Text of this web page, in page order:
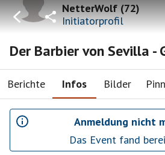
NetterWolf(72)
Initiatorprofil
Der Barbier von Sevilla -
Berichte Infos Bilder
Anmeldung nicht
Das Event fand